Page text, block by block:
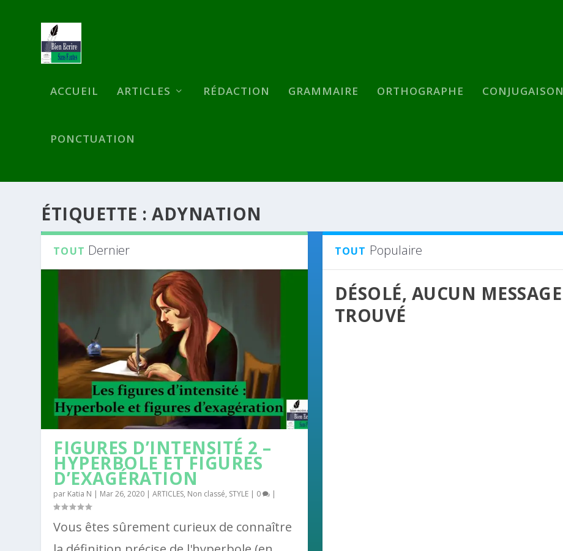
ACCUEIL ARTICLES RÉDACTION GRAMMAIRE ORTHOGRAPHE CONJUGAISON
PONCTUATION
ÉTIQUETTE :ADYNATION
TOUT Dernier
FIGURES D’INTENSITÉ 2 –
HYPERBOLE ET FIGURES
D’EXAGÉRATION
par Katia N | Mar 26, 2020 |ARTICLES, Non classé, STYLE | 0 |
Vous êtes sûrement curieux de connaître
TOUT Populaire
DÉSOLÉ, AUCUN MESSAGE
TROUVÉ